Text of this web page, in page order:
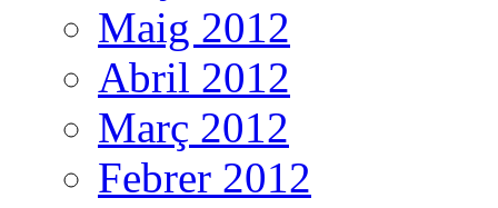
Maig 2012
Abril 2012
Març 2012
Febrer 2012